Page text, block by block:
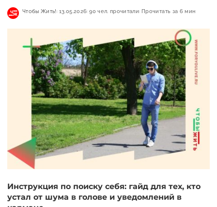
Чтобы Жить! 13.05.2026 90 чел. прочитали Прочитать за 6 мин
Инструкция по поиску себя: гайд для тех, кто
устал от шума в голове и уведомлений в